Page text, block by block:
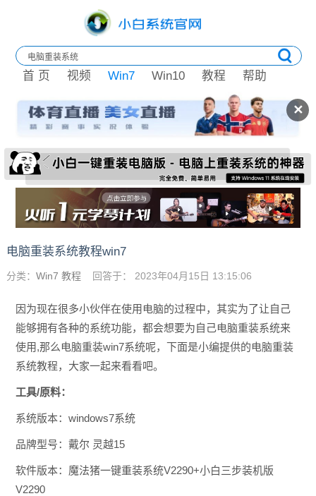
✕
首 页 视频 Win7 Win10 教程 帮助
电脑重装系统教程win7
分类： Win7 教程 回答于： 2023年04月15日 13:15:06
因为现在很多小伙伴在使用电脑的过程中，其实为了让自己
能够拥有各种的系统功能，都会想要为自己电脑重装系统来
使用,那么电脑重装win7系统呢，下面是小编提供的电脑重装
系统教程，大家一起来看看吧。
工具/原料：
系统版本：windows7系统
品牌型号：戴尔 灵越15
软件版本：魔法猪一键重装系统V2290+小白三步装机版
V2290